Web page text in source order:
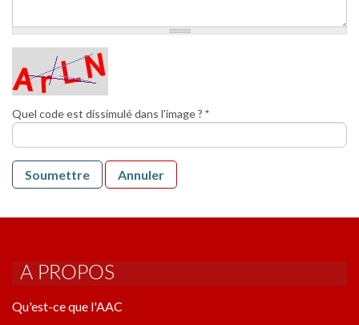
FORMULAIRES
LISTE DES CLUBS
AIDE
Quel code est dissimulé dans l'image ? *
Soumettre Annuler
A PROPOS
Qu'est-ce que l'AAC